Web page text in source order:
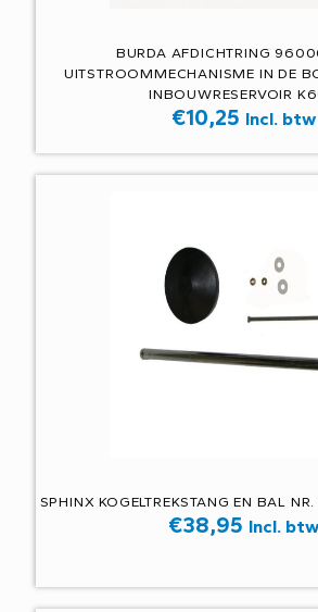
BURDA AFDICHTRING
UITSTROOMMECHANISME IN DE
INBOUWRESERVOIR
€10,25 Incl. btw
SPHINX KOGELTREKSTANG EN BAL
€38,95 Incl. btw